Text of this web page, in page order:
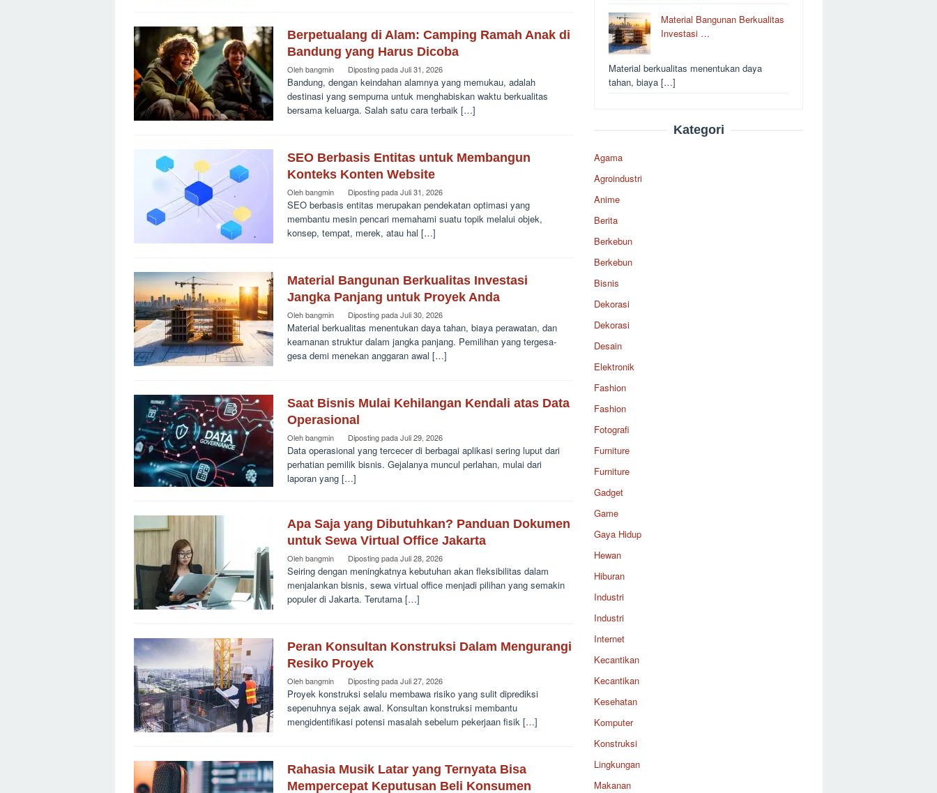
Berpetualang di Alam: Camping Ramah Anak di
Bandung yang Harus Dicoba
Olehbangmin Diposting padaJuli 31, 2026
Bandung, dengan keindahan alamnya yang memukau, adalah
destinasi yang sempurna untuk menghabiskan waktu berkualitas
bersama keluarga. Salah satu cara terbaik […]
SEO Berbasis Entitas untuk Membangun
Konteks Konten Website
Olehbangmin Diposting padaJuli 31, 2026
SEO berbasis entitas merupakan pendekatan optimasi yang
membantu mesin pencari memahami suatu topik melalui objek,
konsep, tempat, merek, atau hal […]
Material Bangunan Berkualitas Investasi
Jangka Panjang untuk Proyek Anda
Olehbangmin Diposting padaJuli 30, 2026
Material berkualitas menentukan daya tahan, biaya perawatan, dan
keamanan struktur dalam jangka panjang. Pemilihan yang tergesa-
gesa demi menekan anggaran awal […]
Saat Bisnis Mulai Kehilangan Kendali atas Data
Operasional
Olehbangmin Diposting padaJuli 29, 2026
Data operasional yang tercecer di berbagai aplikasi sering luput dari
perhatian pemilik bisnis. Gejalanya muncul perlahan, mulai dari
laporan yang […]
Apa Saja yang Dibutuhkan? Panduan Dokumen
untuk Sewa Virtual Office Jakarta
Olehbangmin Diposting padaJuli 28, 2026
Seiring dengan meningkatnya kebutuhan akan fleksibilitas dalam
menjalankan bisnis, sewa virtual office menjadi pilihan yang semakin
populer di Jakarta. Terutama […]
Peran Konsultan Konstruksi Dalam Mengurangi
Resiko Proyek
Olehbangmin Diposting padaJuli 27, 2026
Proyek konstruksi selalu membawa risiko yang sulit diprediksi
sepenuhnya sejak awal. Konsultan konstruksi membantu
mengidentifikasi potensi masalah sebelum pekerjaan fisik […]
Rahasia Musik Latar yang Ternyata Bisa
Mempercepat Keputusan Beli Konsumen
Material Bangunan Berkualitas
Investasi …
Material berkualitas menentukan daya
tahan, biaya […]
Kategori
Agama
Agroindustri
Anime
Berita
Berkebun
Berkebun
Bisnis
Dekorasi
Dekorasi
Desain
Elektronik
Fashion
Fashion
Fotografi
Furniture
Furniture
Gadget
Game
Gaya Hidup
Hewan
Hiburan
Industri
Industri
Internet
Kecantikan
Kecantikan
Kesehatan
Komputer
Konstruksi
Lingkungan
Makanan